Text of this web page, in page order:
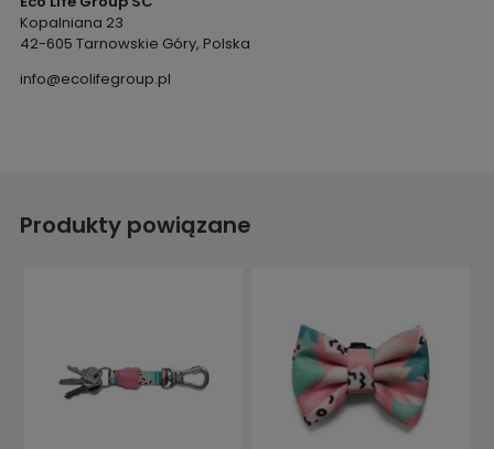
Kopalniana 23
42-605 Tarnowskie Góry, Polska
info@ecolifegroup.pl
Produkty powiązane